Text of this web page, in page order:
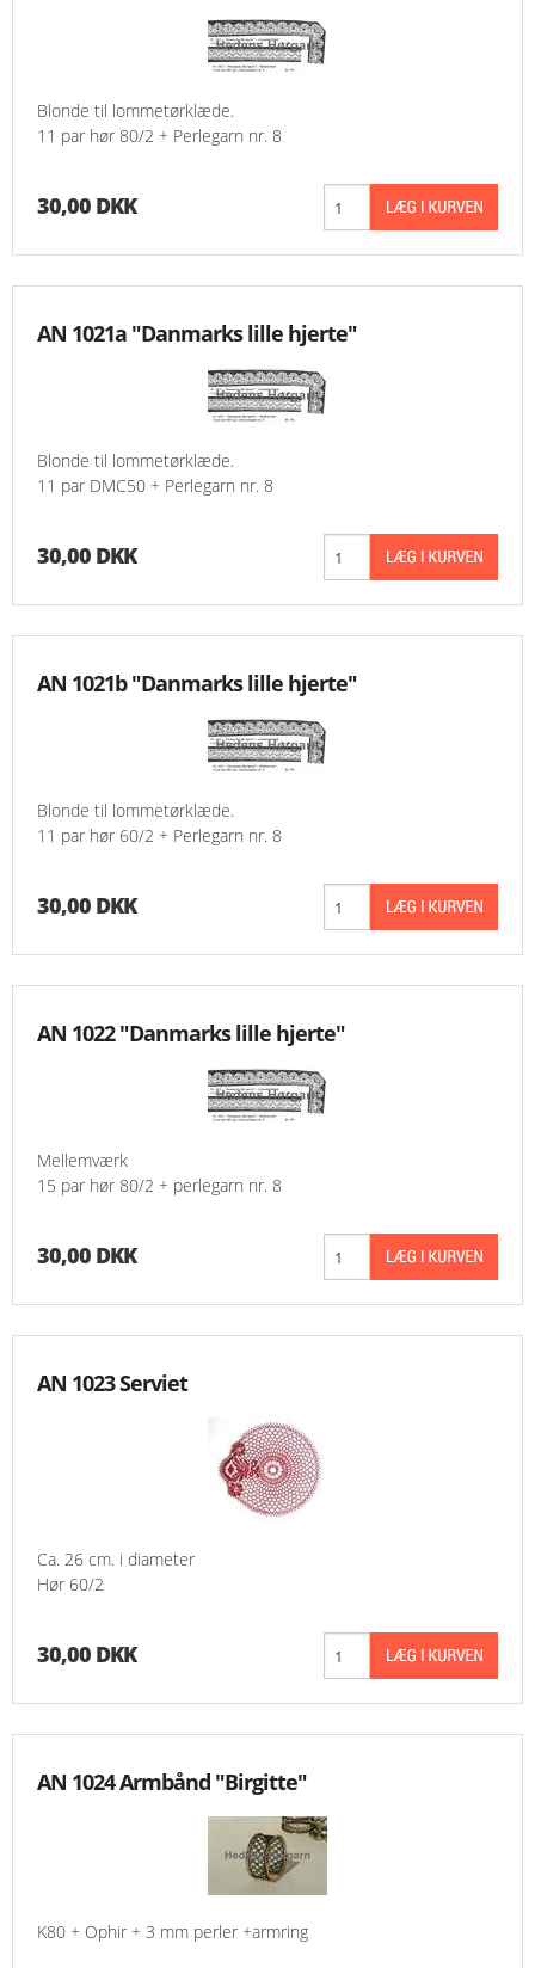
Blonde til lommetørklæde.
11 par hør 80/2 + Perlegarn nr. 8
30,00 DKK
AN 1021a "Danmarks lille hjerte"
Blonde til lommetørklæde.
11 par DMC50 + Perlegarn nr. 8
30,00 DKK
AN 1021b "Danmarks lille hjerte"
Blonde til lommetørklæde.
11 par hør 60/2 + Perlegarn nr. 8
30,00 DKK
AN 1022 "Danmarks lille hjerte"
Mellemværk
15 par hør 80/2 + perlegarn nr. 8
30,00 DKK
AN 1023 Serviet
Ca. 26 cm. i diameter
Hør 60/2
30,00 DKK
AN 1024 Armbånd "Birgitte"
K80 + Ophir + 3 mm perler +armring